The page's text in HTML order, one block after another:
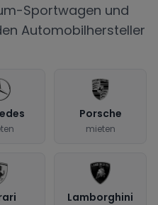
Sportwagen und
Automobilhersteller
Porsche
mieten
Lamborghini